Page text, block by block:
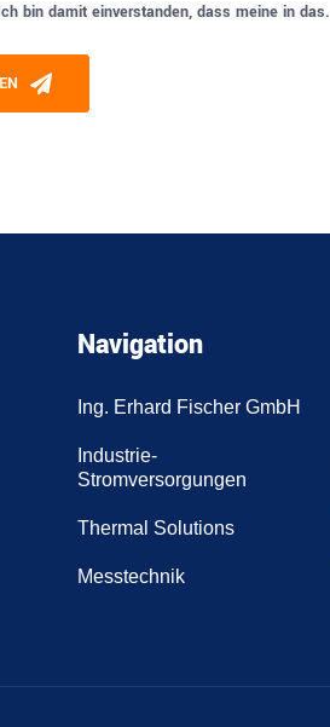
bin damit einverstanden, dass meine in
empty.
Navigation
Ing. Erhard Fischer GmbH
Industrie-
Stromversorgungen
Thermal Solutions
Messtechnik